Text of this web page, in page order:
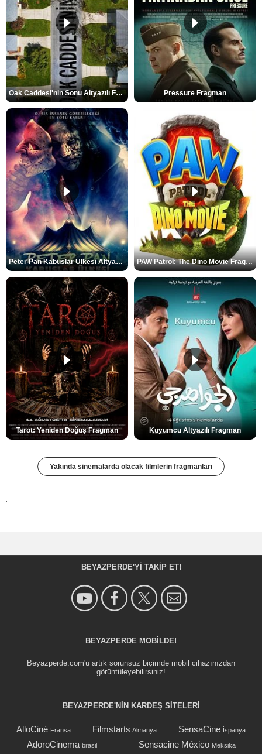
Oak Caddesi'nin Sonu Altyazılı Fragman Pressure Fragman
Peter Pan Kabuslar Ülkesi Altyazılı Fragman PAW Patrol: The Dino Movie Fragman
Tarot: Yeniden Doğuş Fragman Kuyumcu Altyazılı Fragman
Yakında sinemalarda olacak filmlerin fragmanları
'
BEYAZPERDE'YI TAKIP ET!
BEYAZPERDE MOBILDE!
Beyazperde.com'u artık sorunsuz biçimde mobil cihazınızdan
görüntüleyebilirsiniz!
BEYAZPERDE'NIN KARDEŞ SİTELERİ
AlloCiné Fransa Filmstarts Almanya SensaCine İspanya
AdoroCinema brasil Sensacine México Meksika